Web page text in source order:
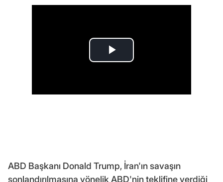
ABD Başkanı Donald Trump, İran'ın savaşın
sonlandırılmasına yönelik ABD'nin teklifine verdiği